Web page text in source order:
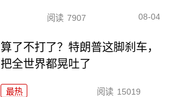
阅读 7907 08-04
算了不打了？特朗普这脚刹车，
把全世界都晃吐了
最热 阅读 15019